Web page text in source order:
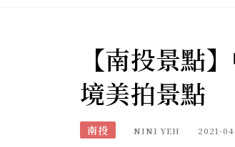
【南投景點
境美拍景點
南投 NINI YEH 2021-